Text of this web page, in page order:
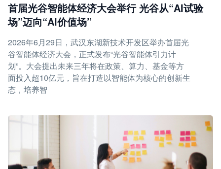
首届光谷智能体经济大会举行 光谷从“AI试验
场”迈向“AI价值场”
2026年6月29日，武汉东湖新技术开发区举办首届光
谷智能体经济大会，正式发布“光谷智能体引力计
划”。大会提出未来三年将在政策、算力、基金等方
面投入超10亿元，旨在打造以智能体为核心的创新生
态，培养智